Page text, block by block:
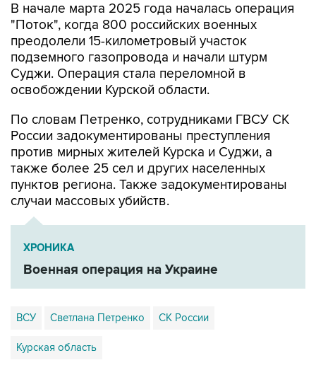
В начале марта 2025 года началась операция
"Поток", когда 800 российских военных
преодолели 15-километровый участок
подземного газопровода и начали штурм
Суджи. Операция стала переломной в
освобождении Курской области.
По словам Петренко, сотрудниками ГВСУ СК
России задокументированы преступления
против мирных жителей Курска и Суджи, а
также более 25 сел и других населенных
пунктов региона. Также задокументированы
случаи массовых убийств.
ХРОНИКА
Военная операция на Украине
ВСУ Светлана Петренко СК России
Курская область